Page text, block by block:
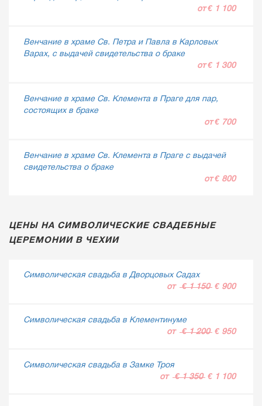
от € 1 100
Венчание в храме Св. Петра и Павла в Карловых
Варах, с выдачей свидетельства о браке
от € 1 300
Венчание в храме Св. Клемента в Праге для пар,
состоящих в браке
от € 700
Венчание в храме Св. Клемента в Праге с выдачей
свидетельства о браке
от € 800
ЦЕНЫ НА СИМВОЛИЧЕСКИЕ СВАДЕБНЫЕ
ЦЕРЕМОНИИ В ЧЕХИИ
Символическая свадьба в Дворцовых Садах
от € 1 150 € 900
Символическая свадьба в Клементинуме
от € 1 200 € 950
Символическая свадьба в Замке Троя
от € 1 350 € 1 100